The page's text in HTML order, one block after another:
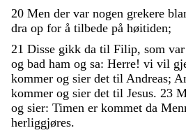
20 Men der var nogen grekere
dra op for å tilbede på høitiden;
21 Disse gikk da til Filip, som var
og bad ham og sa: Herre! vi vil
kommer og sier det til Andreas;
kommer og sier det til Jesus. 23
og sier: Timen er kommet da
herliggjøres.